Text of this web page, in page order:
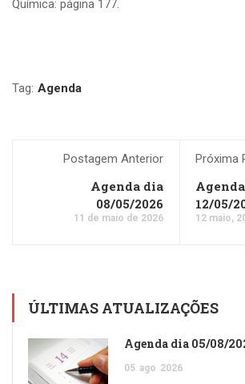
Química: página 177.
Tag: Agenda
Postagem Anterior
Agenda dia
08/05/2026
11 de maio de 2026
Próxima
12/05/
12 maio,
ÚLTIMAS ATUALIZAÇÕES
Agenda dia 05/08/
05 ago 2026